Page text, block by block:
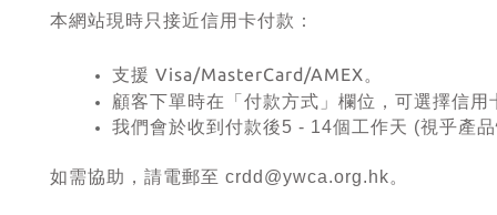
本網站現時只接近信用卡付款：
支援 Visa/MasterCard/AMEX。
顧客下單時在「付款方式」欄位，可選擇信用
我們會於收到付款後5 - 14個工作天 (視乎產
如需協助，請電郵至 crdd@ywca.org.hk。